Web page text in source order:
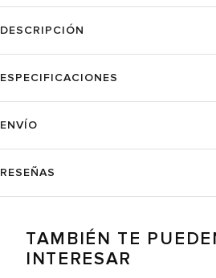
DESCRIPCIÓN
ESPECIFICACIONES
ENVÍO
RESEÑAS
TAMBIÉN TE
INTERESAR